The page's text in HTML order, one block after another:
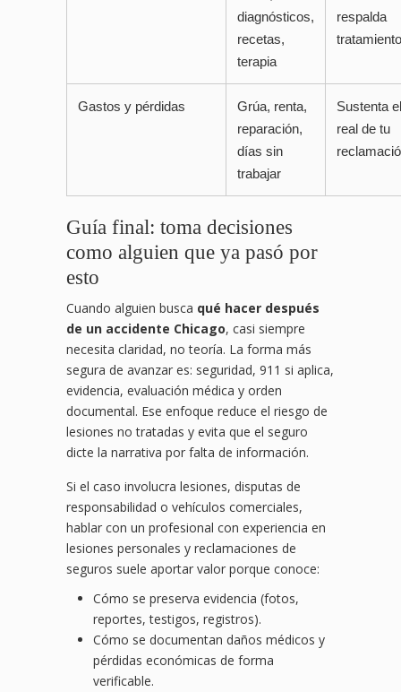
diagnósticos,
recetas,
terapia
respalda
tratamiento
Gastos y pérdidas
Grúa, renta,
reparación,
días sin
trabajar
Sustenta
real de tu
Guía final: toma decisiones
como alguien que ya pasó por
esto
Cuando alguien busca qué hacer después
de un accidente Chicago, casi siempre
necesita claridad, no teoría. La forma más
segura de avanzar es: seguridad, 911 si aplica,
evidencia, evaluación médica y orden
documental. Ese enfoque reduce el riesgo de
lesiones no tratadas y evita que el seguro
dicte la narrativa por falta de información.
Si el caso involucra lesiones, disputas de
responsabilidad o vehículos comerciales,
hablar con un profesional con experiencia en
lesiones personales y reclamaciones de
seguros suele aportar valor porque conoce:
Cómo se preserva evidencia (fotos,
reportes, testigos, registros).
Cómo se documentan daños médicos y
pérdidas económicas de forma
verificable.